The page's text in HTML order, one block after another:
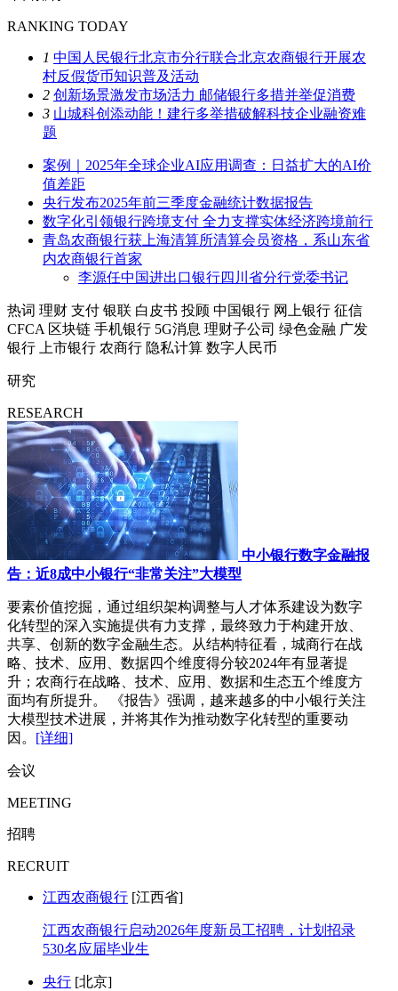
RANKING TODAY
1 中国人民银行北京市分行联合北京农商银行开展农
村反假货币知识普及活动
2 创新场景激发市场活力 邮储银行多措并举促消费
3 山城科创添动能！建行多举措破解科技企业融资难
题
案例｜2025年全球企业AI应用调查：日益扩大的AI价
值差距
央行发布2025年前三季度金融统计数据报告
数字化引领银行跨境支付 全力支撑实体经济跨境前行
青岛农商银行获上海清算所清算会员资格，系山东省
内农商银行首家
李源任中国进出口银行四川省分行党委书记
热词 理财 支付 银联 白皮书 投顾 中国银行 网上银行 征信
CFCA 区块链 手机银行 5G消息 理财子公司 绿色金融 广发
银行
上市银行 农商行 隐私计算 数字人民币
研究
RESEARCH
中小银行数字金融报
告：近8成中小银行“非常关注”大模型
要素价值挖掘，通过组织架构调整与人才体系建设为数字
化转型的深入实施提供有力支撑，最终致力于构建开放、
共享、创新的数字金融生态。从结构特征看，城商行在战
略、技术、应用、数据四个维度得分较2024年有显著提
升；农商行在战略、技术、应用、数据和生态五个维度方
面均有所提升。 《报告》强调，越来越多的中小银行关注
大模型技术进展，并将其作为推动数字化转型的重要动
因。 [详细]
会议
MEETING
招聘
RECRUIT
江西农商银行 [江西省]
江西农商银行启动2026年度新员工招聘，计划招录
530名应届毕业生
央行 [北京]